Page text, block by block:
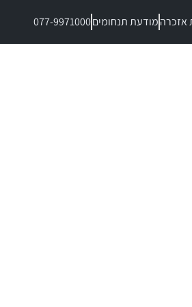
אזכרהמודעת תנחומים077-9971000